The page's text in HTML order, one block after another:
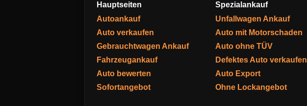
Hauptseiten
Autoankauf
Auto verkaufen
Gebrauchtwagen Ankauf
Fahrzeugankauf
Auto bewerten
Sofortangebot
Spezialankauf
Unfallwagen Ankauf
Auto mit Motorschaden
Auto ohne TÜV
Defektes Auto verkaufen
Auto Export
Ohne Lockangebot